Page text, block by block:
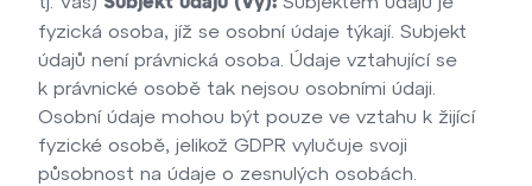
fyzická osoba, jíž se osobní údaje týkají. Subjekt
údajů není právnická osoba. Údaje vztahující se
k právnické osobě tak nejsou osobními údaji.
Osobní údaje mohou být pouze ve vztahu k žijící
fyzické osobě, jelikož GDPR vylučuje svoji
působnost na údaje o zesnulých osobách.